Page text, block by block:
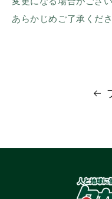
あらかじめご了承くだ